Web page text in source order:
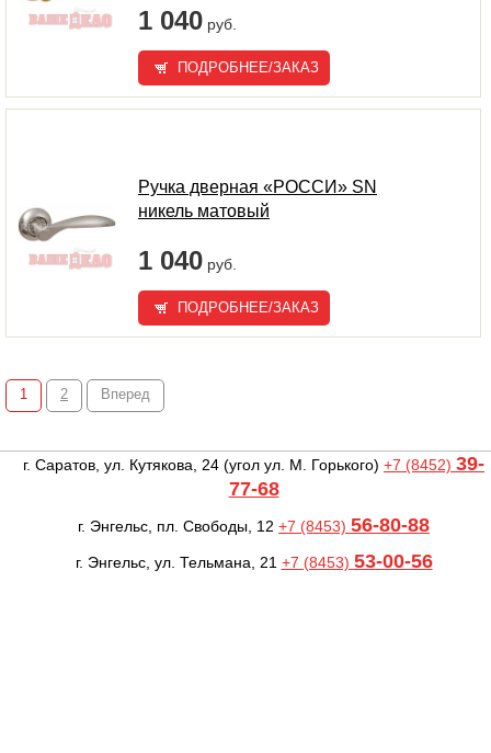
1 040 руб.
ПОДРОБНЕЕ/ЗАКАЗ
Ручка дверная «РОССИ» SN
никель матовый
1 040 руб.
ПОДРОБНЕЕ/ЗАКАЗ
1 2 Вперед
г. Саратов, ул. Кутякова, 24 (угол ул. М. Горького) +7 (8452) 39-
77-68
г. Энгельс, пл. Свободы, 12 +7 (8453) 56-80-88
г. Энгельс, ул. Тельмана, 21 +7 (8453) 53-00-56